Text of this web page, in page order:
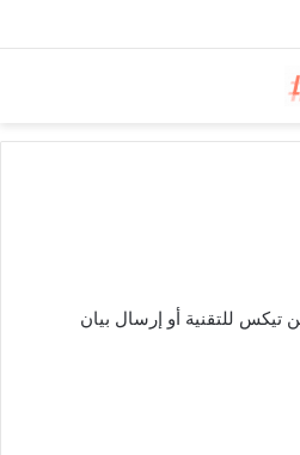
تيكس للتقنية أو إرسال بيان